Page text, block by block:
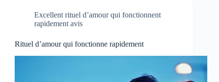
Excellent rituel d’amour qui fonctionnent
rapidement avis
Rituel d’amour qui fonctionne rapidement